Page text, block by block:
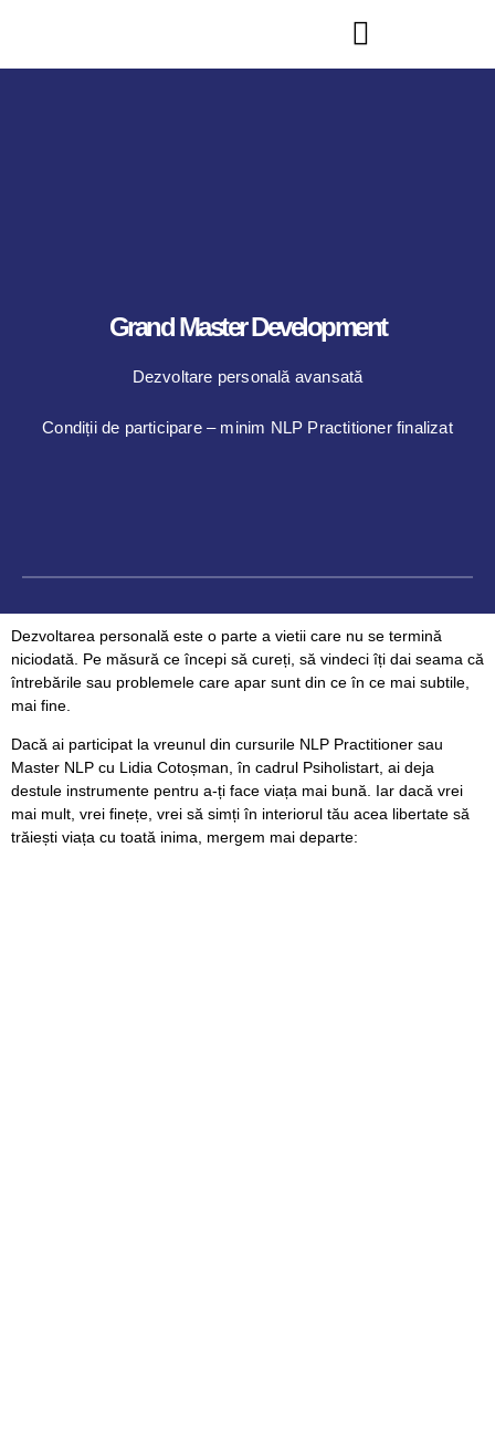
Grand Master Development
Dezvoltare personală avansată
Condiții de participare – minim NLP Practitioner finalizat
Dezvoltarea personală este o parte a vietii care nu se termină
niciodată. Pe măsură ce începi să cureți, să vindeci îți dai seama că
întrebările sau problemele care apar sunt din ce în ce mai subtile,
mai fine.
Dacă ai participat la vreunul din cursurile NLP Practitioner sau
Master NLP cu Lidia Cotoșman, în cadrul Psiholistart, ai deja
destule instrumente pentru a-ți face viața mai bună. Iar dacă vrei
mai mult, vrei finețe, vrei să simți în interiorul tău acea libertate să
trăiești viața cu toată inima, mergem mai departe: